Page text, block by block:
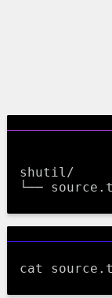
shutil/
cat